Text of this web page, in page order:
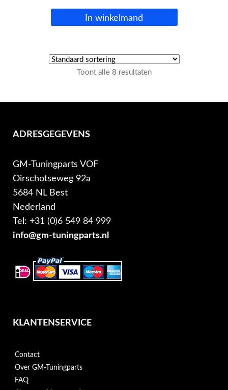
In winkelmand
Toont alle 8 resultaten
ADRESGEGEVENS
GM-Tuningparts VOF
Oirschotseweg 92a
5684 NL Best
Nederland
Tel: +31 (0)6 549 84 999
info@gm-tuningparts.nl
KLANTENSERVICE
Contact
Over GM-Tuningparts
FAQ